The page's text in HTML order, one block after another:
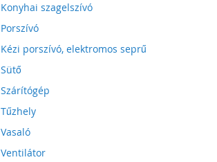
Konyhai szagelszívó
Porszívó
Kézi porszívó, elektromos seprű
Sütő
Szárítógép
Tűzhely
Vasaló
Ventilátor